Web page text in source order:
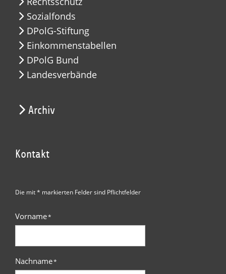
Sozialfonds
DPolG-Stiftung
Einkommenstabellen
DPolG Bund
Landesverbände
Archiv
Kontakt
Die mit * markierten Felder sind Pflichtfelder
Vorname*
Nachname*